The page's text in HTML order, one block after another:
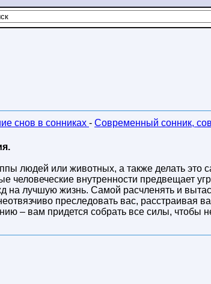
снов в сонниках - Современный сонник,
людей или животных, а также делать это
человеческие внутренности предвещает
на лучшую жизнь. Самой расчленять и
преследовать вас, расстраивая
– вам придется собрать все силы, чтобы